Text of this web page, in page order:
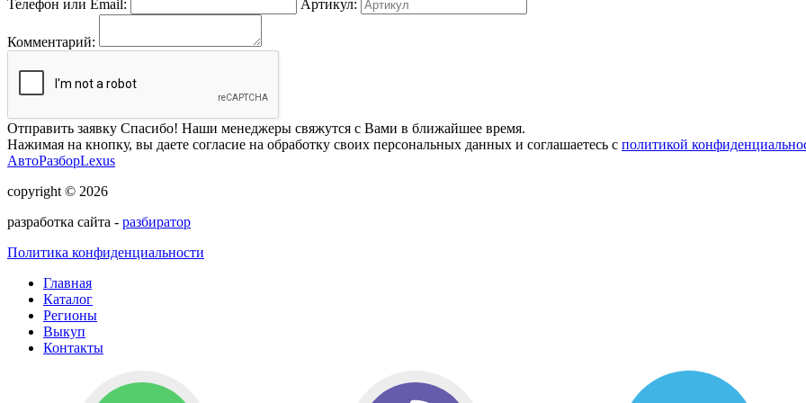
Телефон или Email:
Артикул:
Комментарий:
Отправить заявку Спасибо! Наши менеджеры свяжутся с Вами в ближайшее время.
Нажимая на кнопку, вы даете согласие на обработку своих персональных данных и соглашаетесь с политикой
АвтоРазборLexus
copyright © 2026
разработка сайта - разбиратор
Политика конфиденциальности
Главная
Каталог
Регионы
Выкуп
Контакты